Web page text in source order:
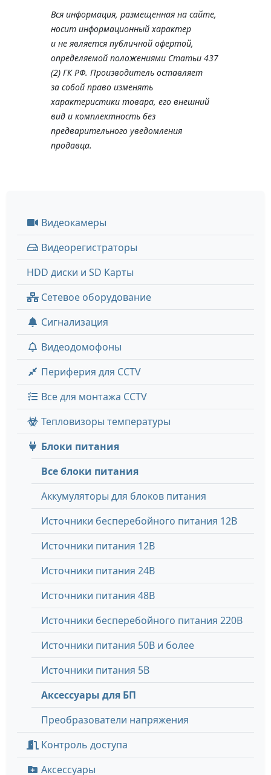
Вся информация, размещенная на сайте,
носит информационный характер
и не является публичной офертой,
определяемой положениями Статьи 437
(2) ГК РФ. Производитель оставляет
за собой право изменять
характеристики товара, его внешний
вид и комплектность без
предварительного уведомления
продавца.
Видеокамеры
Видеорегистраторы
HDD диски и SD Карты
Сетевое оборудование
Сигнализация
Видеодомофоны
Периферия для CCTV
Все для монтажа CCTV
Тепловизоры температуры
Блоки питания
Все блоки питания
Аккумуляторы для блоков питания
Источники бесперебойного питания 12В
Источники питания 12В
Источники питания 24В
Источники питания 48В
Источники бесперебойного питания 220В
Источники питания 50В и более
Источники питания 5В
Аксессуары для БП
Преобразователи напряжения
Контроль доступа
Аксессуары